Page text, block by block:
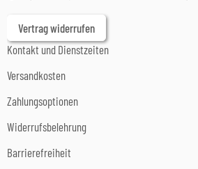
Vertrag widerrufen
Kontakt und Dienstzeiten
Versandkosten
Zahlungsoptionen
Widerrufsbelehrung
Barrierefreiheit